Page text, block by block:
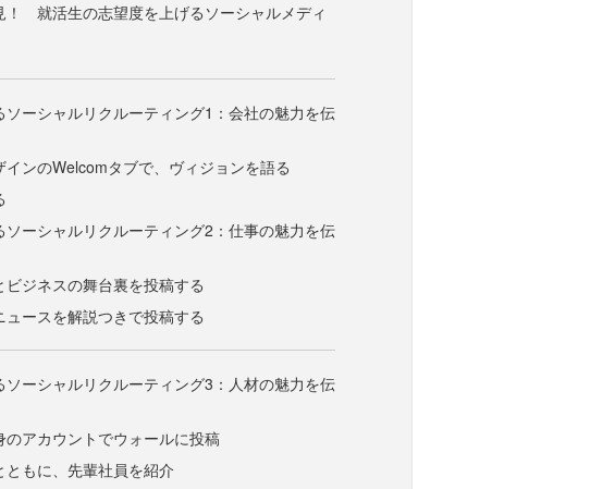
！ 就活生の志望度を上げるソーシャルメディ
ソーシャルリクルーティング1：会社の魅力を伝
インのWelcomタブで、ヴィジョンを語る
ソーシャルリクルーティング2：仕事の魅力を伝
ジネスの舞台裏を投稿する
ースを解説つきで投稿する
ソーシャルリクルーティング3：人材の魅力を伝
のアカウントでウォールに投稿
ともに、先輩社員を紹介